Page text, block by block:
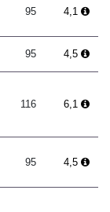
95
4,1
95 4,5
116
6,1
95
4,5